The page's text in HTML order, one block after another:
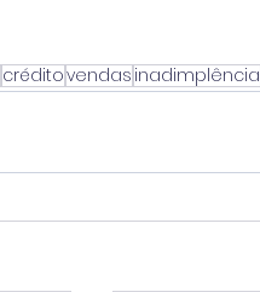
créditovendas inadimplência